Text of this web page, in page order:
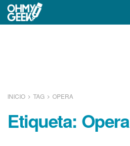
INICIO TAG OPERA
Etiqueta: Opera